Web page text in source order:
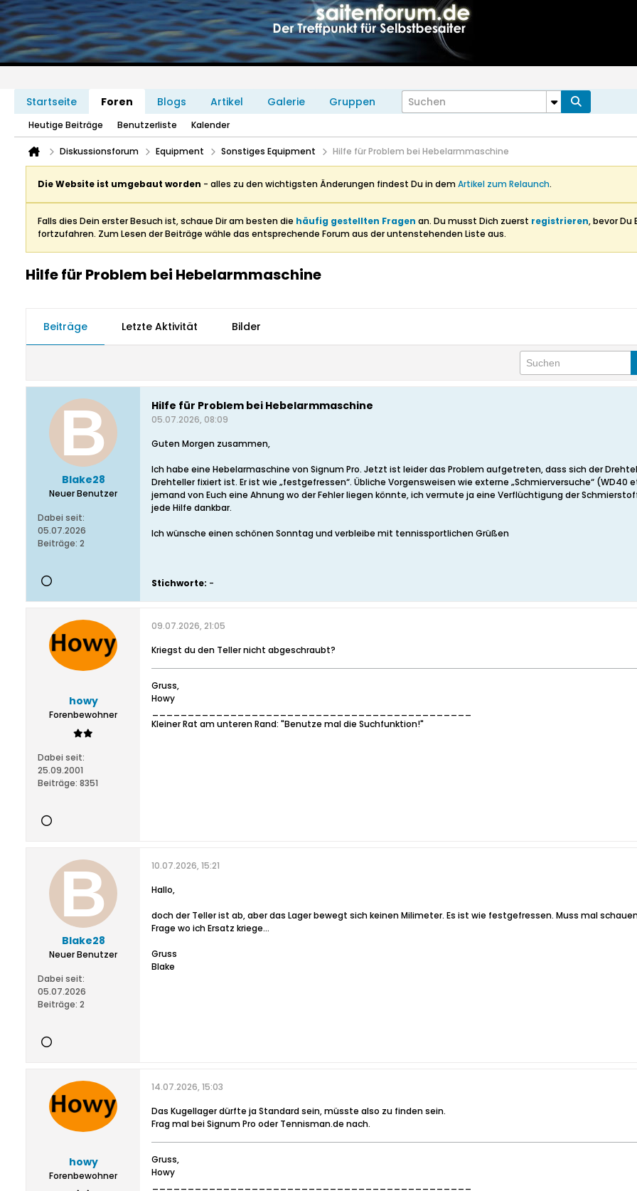
Startseite Foren Blogs Artikel Galerie Gruppen
Heutige Beiträge Benutzerliste Kalender
Diskussionsforum Equipment Sonstiges Equipment Hilfe für Problem bei Hebelarmmaschine
Die Website ist umgebaut worden - alles zu den wichtigsten Änderungen findest Du in demArtikel zum Relaunch.
Falls dies Dein erster Besuch ist, schaue Dir am besten die häufig gestellten Fragen an. Du musst Dich zuerst registrieren, bevor Du
fortzufahren. Zum Lesen der Beiträge wähle das entsprechende Forum aus der untenstehenden Liste aus.
Hilfe für Problem bei Hebelarmmaschine
Beiträge Letzte Aktivität Bilder
Blake28
Neuer Benutzer
Dabei seit:
05.07.2026
Beiträge: 2
Hilfe für Problem bei Hebelarmmaschine
05.07.2026, 08:09
Guten Morgen zusammen,
Ich habe eine Hebelarmaschine von Signum Pro. Jetzt ist leider das Problem aufgetreten, dass sich der
Drehteller fixiert ist. Er ist wie „festgefressen“. Übliche Vorgensweisen wie externe „Schmierversuche“
jemand von Euch eine Ahnung wo der Fehler liegen könnte, ich vermute ja eine Verflüchtigung der
jede Hilfe dankbar.
Ich wünsche einen schönen Sonntag und verbleibe mit tennissportlichen Grüßen
Stichworte: -
howy
Forenbewohner
Dabei seit:
25.09.2001
Beiträge: 8351
09.07.2026, 21:05
Kriegst du den Teller nicht abgeschraubt?
Gruss,
Howy
Kleiner Rat am unteren Rand: "Benutze mal die Suchfunktion!"
Blake28
Neuer Benutzer
Dabei seit:
05.07.2026
Beiträge: 2
10.07.2026, 15:21
Hallo,
doch der Teller ist ab, aber das Lager bewegt sich keinen Milimeter. Es ist wie festgefressen. Muss mal
Frage wo ich Ersatz kriege…
Gruss
Blake
howy
Forenbewohner
14.07.2026, 15:03
Das Kugellager dürfte ja Standard sein, müsste also zu finden sein.
Frag mal bei Signum Pro oder Tennisman.de nach.
Gruss,
Howy